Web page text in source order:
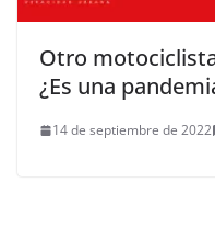
Otro
¿Es una
14 de septiembre de 2022